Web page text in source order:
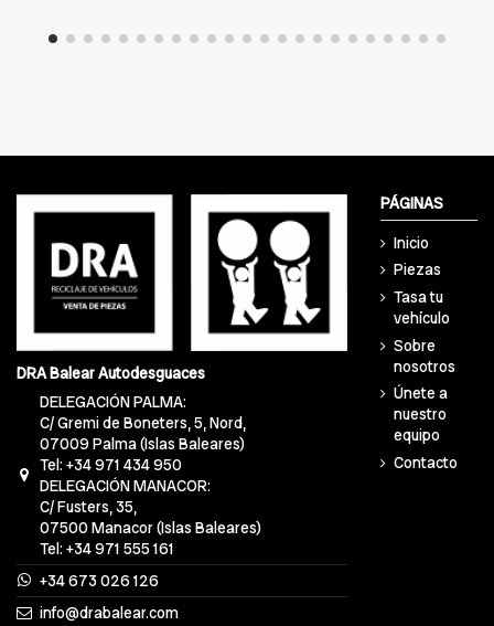
DRA Balear Autodesguaces
DELEGACIÓN PALMA:
C/ Gremi de Boneters, 5, Nord,
07009 Palma (Islas Baleares)
Tel: +34 971 434 950
DELEGACIÓN MANACOR:
C/ Fusters, 35,
07500 Manacor (Islas Baleares)
Tel: +34 971 555 161
+34 673 026 126
info@drabalear.com
PÁGINAS
Inicio
Piezas
Tasa tu
vehículo
Sobre
nosotros
Únete a
nuestro
equipo
Contacto